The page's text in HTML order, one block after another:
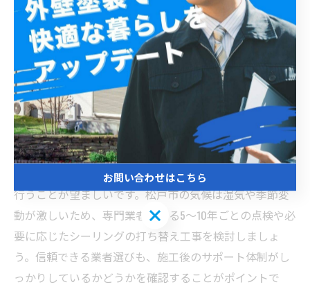
る秘訣
松戸市で外壁塗装のシーリング工事を行った後は、適切
なメンテナンスが長持ちさせるために欠かせません。シ
ーリングは経年劣化によりひび割れや剥がれが生じやす
く、これが雨水の浸入を招く原因となります。施工後は
定期的に外壁やシーリング部分の状態をチェックし、異
常を早期発見することが重要です。また、汚れやカビが
付着した場合はやさしく清掃し、防水性能を保つ対策を
行うことが望ましいです。松戸市の気候は湿気や季節変
動が激しいため、専門業者による5〜10年ごとの点検や必
要に応じたシーリングの打ち替え工事を検討しましょ
う。信頼できる業者選びも、施工後のサポート体制がし
っかりしているかどうかを確認することがポイントで
お問い合わせはこちら
お問い合わせはこちら